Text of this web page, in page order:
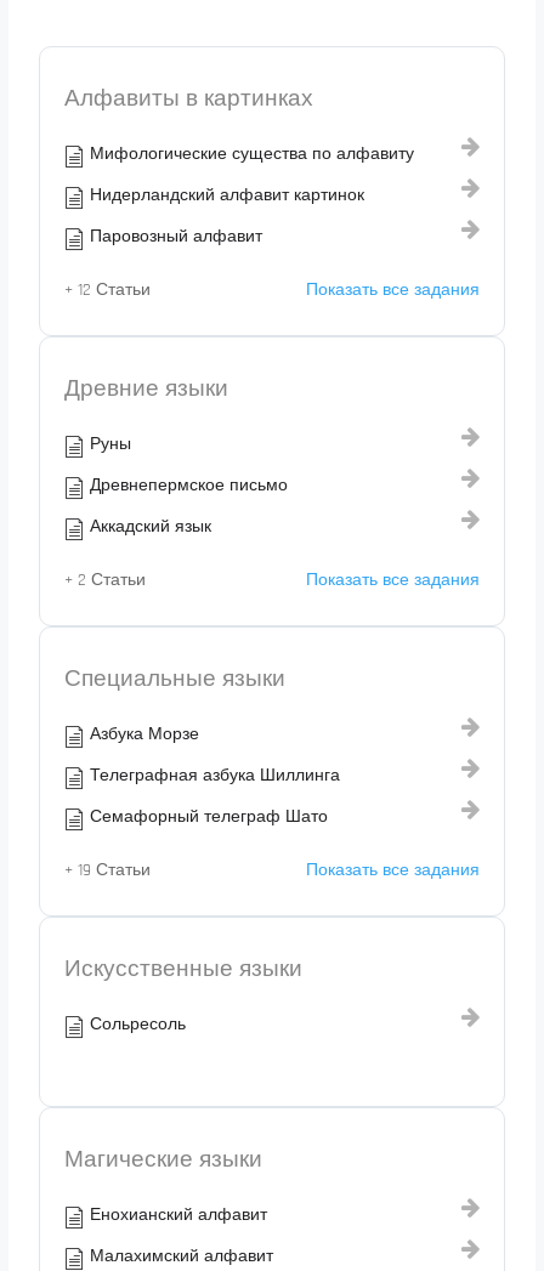
Алфавиты в картинках
Мифологические существа по алфавиту
Нидерландский алфавит картинок
Паровозный алфавит
+ 12 Статьи Показать все задания
Древние языки
Руны
Древнепермское письмо
Аккадский язык
+ 2 Статьи Показать все задания
Специальные языки
Азбука Морзе
Телеграфная азбука Шиллинга
Семафорный телеграф Шато
+ 19 Статьи Показать все задания
Искусственные языки
Сольресоль
Магические языки
Енохианский алфавит
Малахимский алфавит